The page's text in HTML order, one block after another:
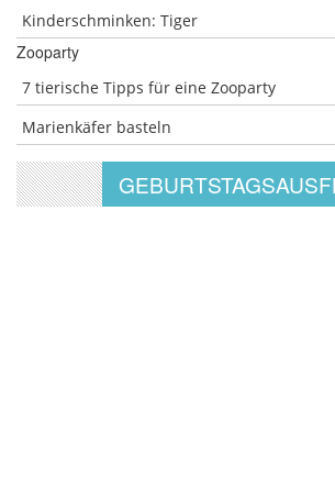
Kinderschminken: Tiger
Zooparty
7 tierische Tipps für eine Zooparty
Marienkäfer basteln